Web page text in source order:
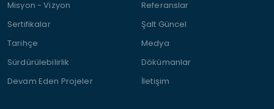
Misyon - Vizyon
Sertifikalar
Tarihçe
Sürdürülebilirlik
Devam Eden Projeler
Referanslar
Şalt Güncel
Medya
Dökümanlar
İletişim